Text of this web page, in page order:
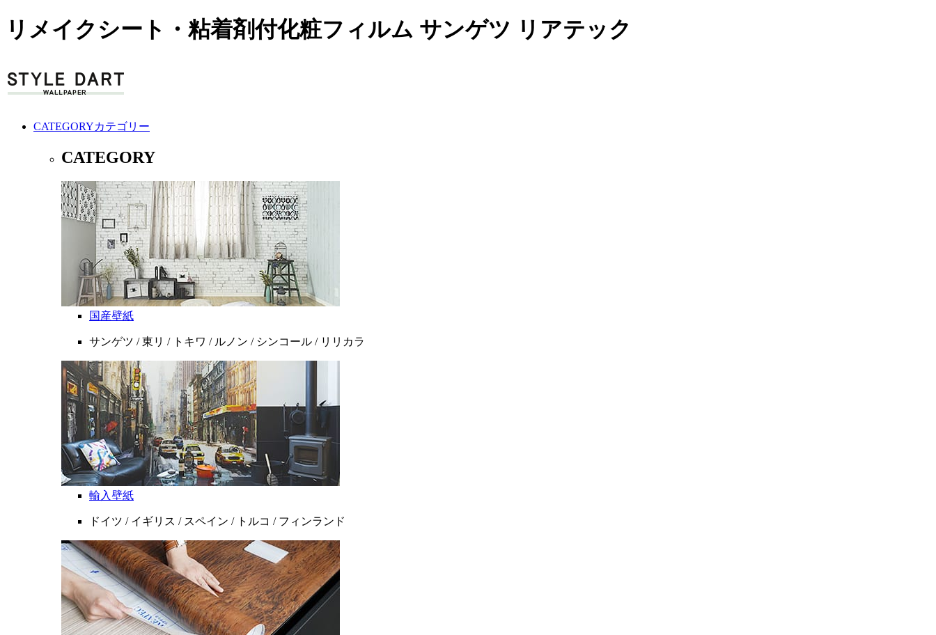
リメイクシート・粘着剤付化粧フィルム サンゲツ リアテック
CATEGORYカテゴリー
CATEGORY
国産壁紙
サンゲツ / 東リ / トキワ / ルノン / シンコール / リリカラ
輸入壁紙
ドイツ / イギリス / スペイン / トルコ / フィンランド